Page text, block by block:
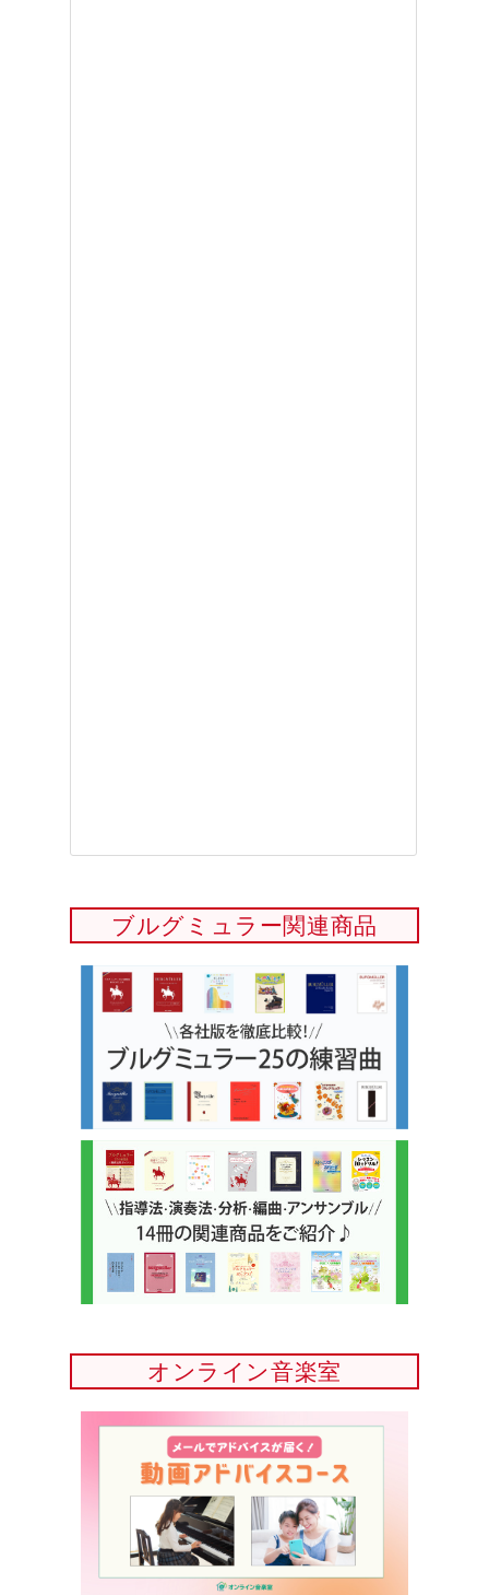
ブルグミュラー関連商品
オンライン音楽室